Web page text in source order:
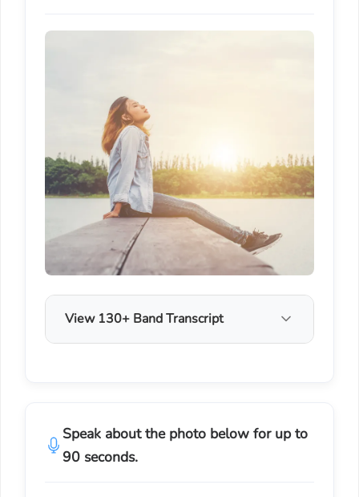
View 130+ Band Transcript
Speak about the photo below for up to
90 seconds.